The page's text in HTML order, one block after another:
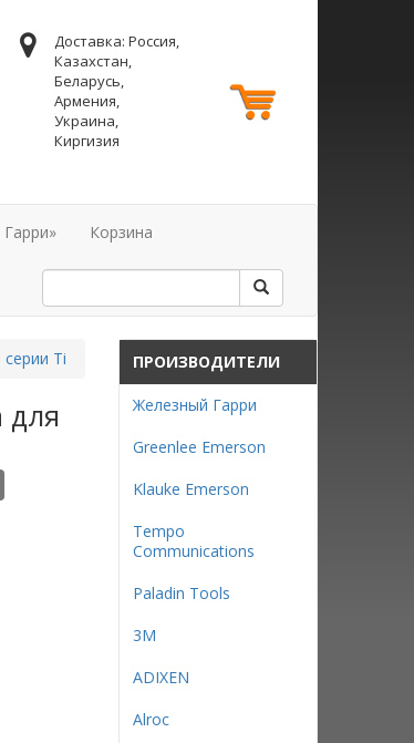
Доставка: Россия,
Казахстан,
Беларусь,
Армения,
Украина,
Киргизия
Корзина
Ti
для
ПРОИЗВОДИТЕЛИ
Железный Гарри
Greenlee Emerson
Klauke Emerson
Tempo
Communications
Paladin Tools
3М
ADIXEN
Alroc